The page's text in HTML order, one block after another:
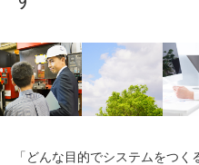
「どんな目的でシステムをつ